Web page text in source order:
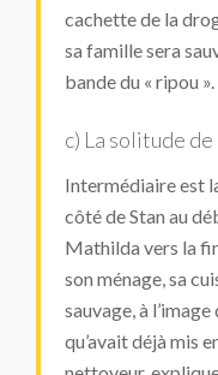
cachette de la
sa famille sera
bande du « ripou ».
c) La solitude de
Intermédiaire est
côté de Stan au
Mathilda vers la
son ménage, sa
sauvage, à
qu’avait déjà mis